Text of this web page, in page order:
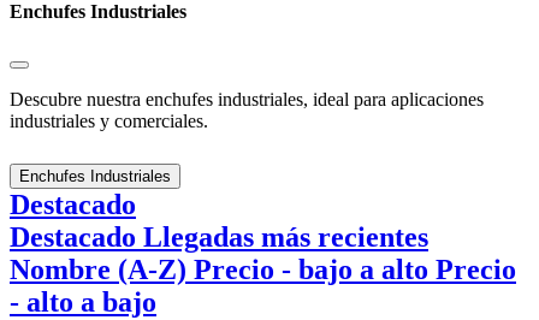
Enchufes Industriales
Descubre nuestra enchufes industriales, ideal para aplicaciones
industriales y comerciales.
Enchufes Industriales
Destacado
Destacado Llegadas más recientes
Nombre (A-Z) Precio - bajo a alto Precio
- alto a bajo